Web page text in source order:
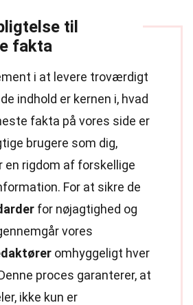
til
fakta
i at levere troværdigt
indhold er kernen i, hvad
fakta på vores side er
brugere som dig,
en rigdom af forskellige
For at sikre de
for nøjagtighed og
vores
omhyggeligt hver
proces garanterer, at
ikke kun er